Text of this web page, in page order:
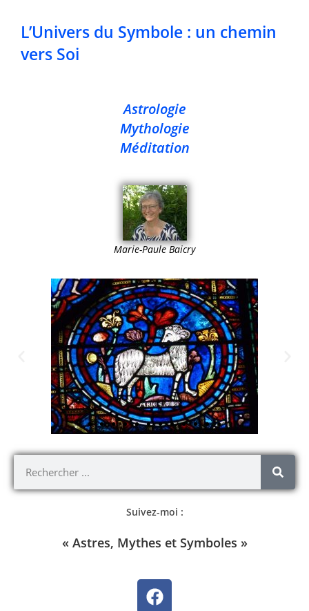
L’Univers du Symbole : un chemin
vers Soi
Astrologie
Mythologie
Méditation
Marie-Paule Baicry
Suivez-moi :
« Astres, Mythes et Symboles »